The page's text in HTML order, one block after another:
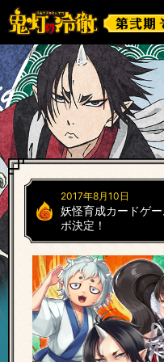
2017年8月10日
妖怪育成カードゲ
ボ決定！